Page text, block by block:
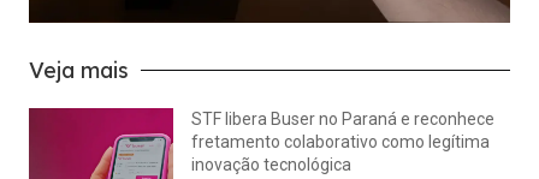
Veja mais
STF libera Buser no Paraná e reconhece
fretamento colaborativo como legítima
inovação tecnológica